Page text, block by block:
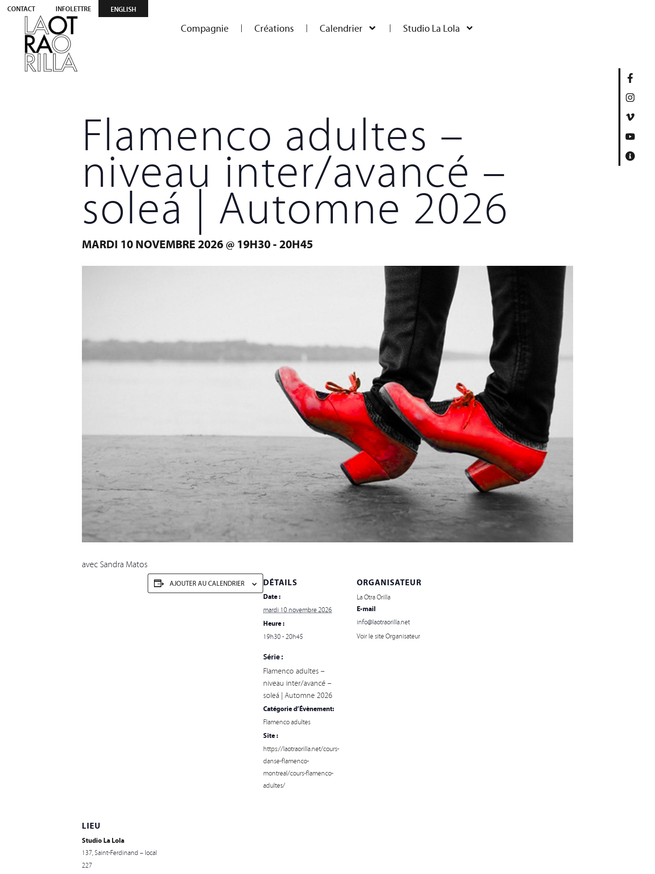
CONTACT INFOLETTRE ENGLISH
Compagnie Créations Calendrier Studio La Lola
Flamenco adultes –
niveau inter/avancé –
soleá | Automne 2026
MARDI 10 NOVEMBRE 2026 @ 19H30- 20H45
avec Sandra Matos
AJOUTER AU CALENDRIER DÉTAILS
Date :
mardi 10 novembre 2026
Heure :
19h30 - 20h45
Série :
Flamenco adultes –
niveau inter/avancé –
soleá | Automne 2026
Catégorie d’Évènement:
Flamenco adultes
Site :
https://laotraorilla.net/cours-
danse-flamenco-
montreal/cours-flamenco-
adultes/
ORGANISATEUR
La Otra Orilla
E-mail
info@laotraorilla.net
Voir le site Organisateur
LIEU
Studio La Lola
137, Saint-Ferdinand – local
227